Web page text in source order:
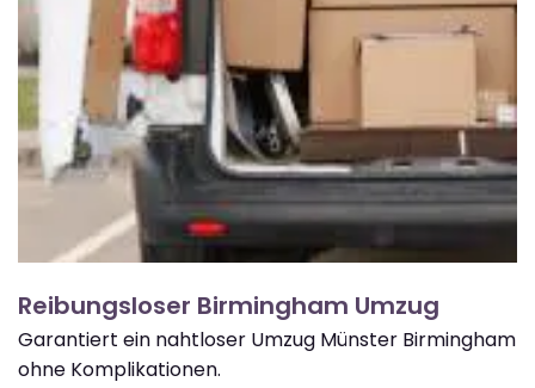
Reibungsloser Birmingham Umzug
Garantiert ein nahtloser Umzug Münster Birmingham
ohne Komplikationen.